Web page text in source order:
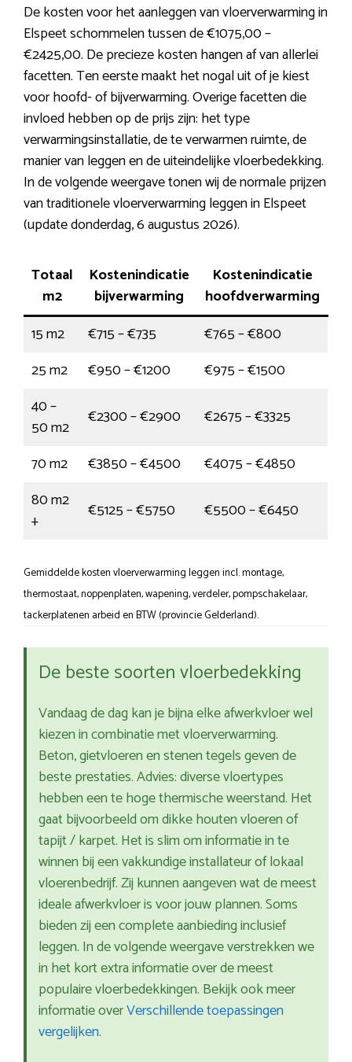
De kosten voor het aanleggen van vloerverwarming in
Elspeet schommelen tussen de €1075,00 –
€2425,00. De precieze kosten hangen af van allerlei
facetten. Ten eerste maakt het nogal uit of je kiest
voor hoofd- of bijverwarming. Overige facetten die
invloed hebben op de prijs zijn: het type
verwarmingsinstallatie, de te verwarmen ruimte, de
manier van leggen en de uiteindelijke vloerbedekking.
In de volgende weergave tonen wij de normale prijzen
van traditionele vloerverwarming leggen in Elspeet
(update donderdag, 6 augustus 2026).
Totaal
m2
Kostenindicatie
bijverwarming
Kostenindicatie
hoofdverwarming
15 m2
€715 – €735
€765 – €800
25 m2
€950 – €1200
€975 – €1500
40 –
50 m2
€2300 – €2900
€2675 – €3325
70 m2
€3850 – €4500
€4075 – €4850
80 m2
+
€5125 – €5750 €5500 – €6450
Gemiddelde kosten vloerverwarming leggen incl. montage,
thermostaat, noppenplaten, wapening, verdeler, pompschakelaar,
tackerplatenen arbeid en BTW (provincie Gelderland).
De beste soorten vloerbedekking
Vandaag de dag kan je bijna elke afwerkvloer wel
kiezen in combinatie met vloerverwarming.
Beton, gietvloeren en stenen tegels geven de
beste prestaties. Advies: diverse vloertypes
hebben een te hoge thermische weerstand. Het
gaat bijvoorbeeld om dikke houten vloeren of
tapijt / karpet. Het is slim om informatie in te
winnen bij een vakkundige installateur of lokaal
vloerenbedrijf. Zij kunnen aangeven wat de meest
ideale afwerkvloer is voor jouw plannen. Soms
bieden zij een complete aanbieding inclusief
leggen. In de volgende weergave verstrekken we
in het kort extra informatie over de meest
populaire vloerbedekkingen. Bekijk ook meer
informatie overVerschillende toepassingen
vergelijken.